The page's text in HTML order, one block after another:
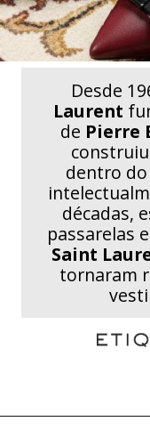
Desde
Laurent
de Pierre
dentro do
décadas,
passarelas
Saint
tornaram